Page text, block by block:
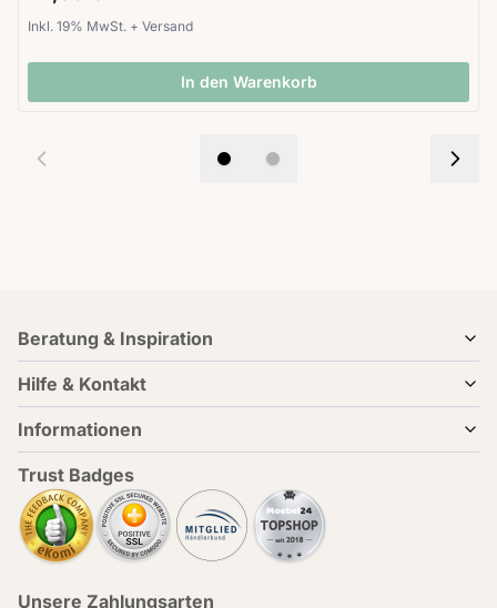
Inkl. 19% MwSt. + Versand
In den Warenkorb
Beratung & Inspiration
Hilfe & Kontakt
Informationen
Trust Badges
Unsere Zahlungsarten